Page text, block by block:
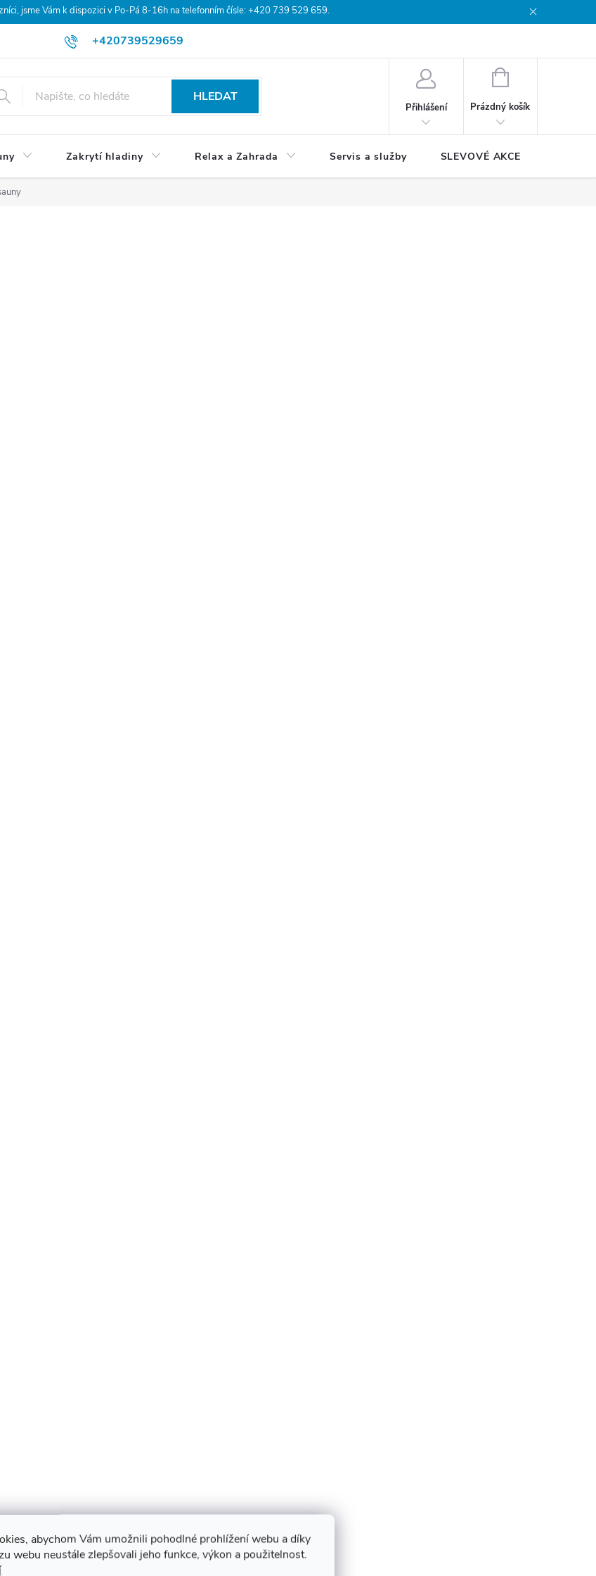
abychom Vám umožnili pohodlné prohlížení webu a díky
webu neustále zlepšovali jeho funkce, výkon a použitelnost.
jsme Vám k dispozici v Po-Pá 8-16h na telefonním čísle: +420 739 529 659.
+420739529659
Hodnocení obchodu Doprava a platba
HLEDAT
Přihlášení
NÁKUPNÍ
Prázdný košík
Zakrytí hladiny Relax a Zahrada Servis a služby SLEVOVÉ AKCE